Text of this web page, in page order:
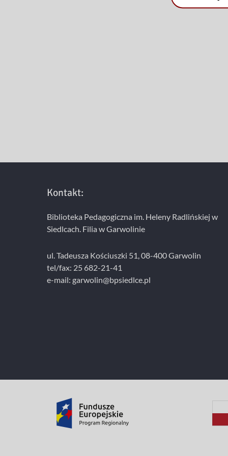
Kontakt:
Biblioteka Pedagogiczna im. Heleny Radlińskiej w
Siedlcach. Filia w Garwolinie
ul. Tadeusza Kościuszki 51, 08-400 Garwolin
tel/fax: 25 682-21-41
e-mail: garwolin@bpsiedlce.pl